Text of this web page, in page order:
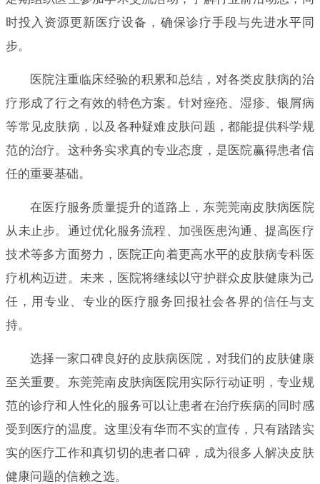
时投入资源更新医疗设备，确保诊疗手段与先进水平同
步。
医院注重临床经验的积累和总结，对各类皮肤病的治
疗形成了行之有效的特色方案。针对痤疮、湿疹、银屑病
等常见皮肤病，以及各种疑难皮肤问题，都能提供科学规
范的治疗。这种务实求真的专业态度，是医院赢得患者信
任的重要基础。
在医疗服务质量提升的道路上，东莞莞南皮肤病医院
从未止步。通过优化服务流程、加强医患沟通、提高医疗
技术等多方面努力，医院正向着更高水平的皮肤病专科医
疗机构迈进。未来，医院将继续以守护群众皮肤健康为己
任，用专业、专业的医疗服务回报社会各界的信任与支
持。
选择一家口碑良好的皮肤病医院，对我们的皮肤健康
至关重要。东莞莞南皮肤病医院用实际行动证明，专业规
范的诊疗和人性化的服务可以让患者在治疗疾病的同时感
受到医疗的温度。这里没有华而不实的宣传，只有踏踏实
实的医疗工作和真切切的患者口碑，成为很多人解决皮肤
健康问题的信赖之选。